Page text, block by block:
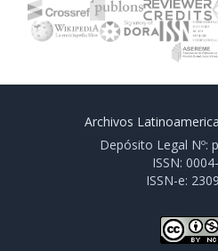
Archivos
Depósito Legal Nº:
ISSN:
ISSN-e: